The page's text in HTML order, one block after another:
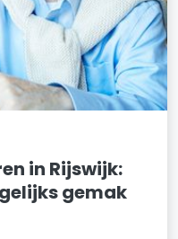
in Rijswijk:
gemak